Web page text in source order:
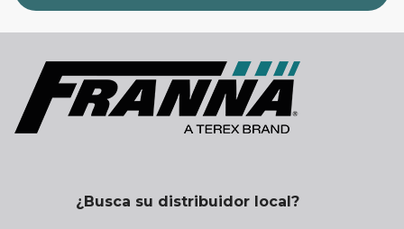
¿Busca su distribuidor local?